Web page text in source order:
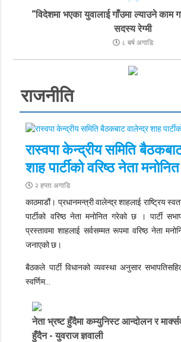
“विदेशमा भएका युवालाई गाँउमा ल्याउने काम
सदस्य रेग्मी
८ बर्ष अगाडि
राजनीति
रास्वपा केन्द्रीय समिति
शाह पार्टीको वरिष्ठ नेता मनोनित
२ हप्ता अगाडि
काठमाडौं। प्रधानमन्त्री वालेन्द्र शाहलाई राष्ट्रिय
पार्टीको वरिष्ठ नेता मनोनित गरेको छ । पार्टी
प्रस्तावमा शाहलाई सर्वसम्मत रूपमा वरिष्ठ नेता
जनाएको छ।
बैठकले पार्टी विधानको व्यवस्था अनुसार
स्वर्णिम…
नेता भ्रष्ट हुँदैमा कम्युनिस्ट आन्दोलन र
हुँदैन - युवराज ज्ञवाली